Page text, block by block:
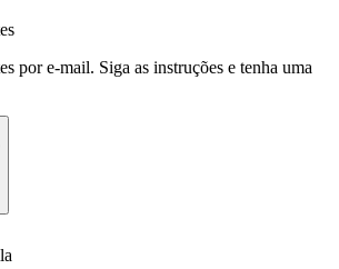
por e-mail. Siga as instruções e tenha uma